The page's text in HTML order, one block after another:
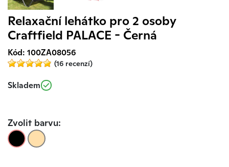
Relaxační lehátko pro 2 osoby
Craftfield PALACE - Černá
Kód: 100ZA08056
(16 recenzí)
Skladem
Zvolit barvu: